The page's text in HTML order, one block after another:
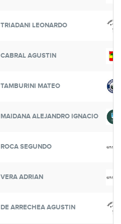
TRIADANI LEONARDO
CABRAL AGUSTIN
TAMBURINI MATEO
MAIDANA ALEJANDRO IGNACIO
ROCA SEGUNDO
VERA ADRIAN
DE ARRECHEA AGUSTIN